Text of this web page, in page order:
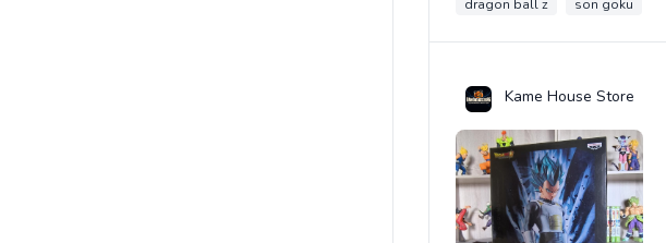
dragon ball z son goku
Kame House Store